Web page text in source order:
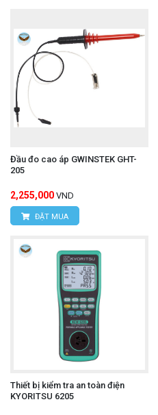
Đầu đo cao áp GWINSTEK GHT-
205
2,255,000 VND
ĐẶT MUA
Thiết bị kiểm tra an toàn điện
KYORITSU 6205